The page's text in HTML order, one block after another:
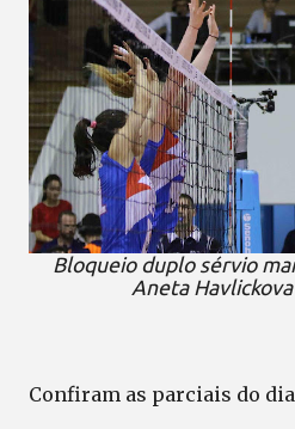
Bloqueio duplo sérvio
Aneta
Confiram as parciais do